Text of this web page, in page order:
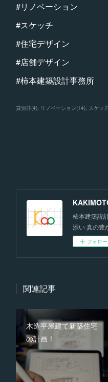
#リノベーション
#スケッチ
#住宅デザイン
#店舗デザイン
#柿本建築設計事務所
貸別荘(4) リノベーション(14) スケッチ
柿本建築設
添い 真の豊
フォロー
関連記事
木造平屋建て新築住宅
の計画！